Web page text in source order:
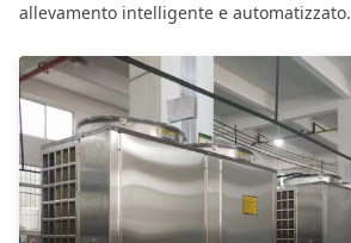
allevamento intelligente e automatizzato.